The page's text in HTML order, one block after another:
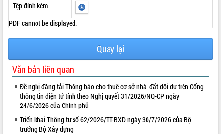
Tệp đính kèm
PDF cannot be displayed.
Quay lại
Văn bản liên quan
Đề nghị đăng tải Thông báo cho thuê cơ sở nhà, đất dôi dư trên Cổng
thông tin điện tử tỉnh theo Nghị quyết 31/2026/NQ-CP ngày
24/6/2026 của Chính phủ
Triển khai Thông tư số 62/2026/TT-BXD ngày 30/7/2026 của Bộ
trưởng Bộ Xây dựng